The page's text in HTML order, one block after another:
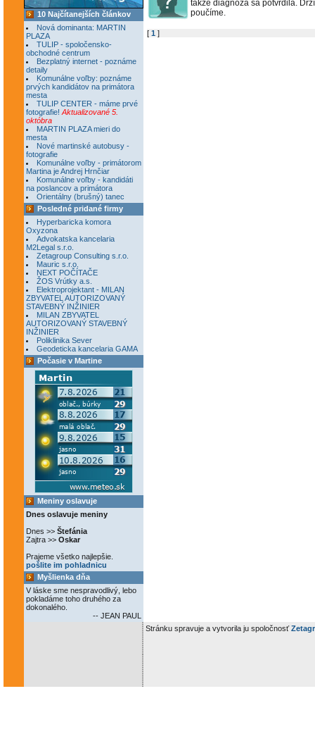
10 Najčítanejších článkov
Nová dominanta: MARTIN
PLAZA
TULIP - spoločensko-
obchodné centrum
Bezplatný internet - poznáme
detaily
Komunálne voľby: poznáme
prvých kandidátov na primátora
mesta
TULIP CENTER - máme prvé
fotografie! Aktualizované 5.
októbra
MARTIN PLAZA mieri do
mesta
Nové martinské autobusy -
fotografie
Komunálne voľby - primátorom
Martina je Andrej Hrnčiar
Komunálne voľby - kandidáti
na poslancov a primátora
Orientálny (brušný) tanec
Posledné pridané firmy
Hyperbaricka komora
Oxyzona
Advokatska kancelaria
M2Legal s.r.o.
Zetagroup Consulting s.r.o.
Mauric s.r.o.
NEXT POČÍTAČE
ŽOS Vrútky a.s.
Elektroprojektant - MILAN
ZBYVATEL AUTORIZOVANÝ
STAVEBNÝ INŽINIER
MILAN ZBYVATEL
AUTORIZOVANÝ STAVEBNÝ
INŽINIER
Poliklinika Sever
Geodeticka kancelaria GAMA
Počasie v Martine
Meniny oslavuje
Dnes oslavuje meniny
Dnes >> Štefánia
Zajtra >> Oskar
Prajeme všetko najlepšie.
pošlite im pohladnicu
Myšlienka dňa
V láske sme nespravodlivý, lebo
pokladáme toho druhého za
dokonalého.
-- JEAN PAUL
takže diagnóza sa potvrdila.
poučíme.
[ 1 ]
Stránku spravuje a vytvorila ju spoločnosť